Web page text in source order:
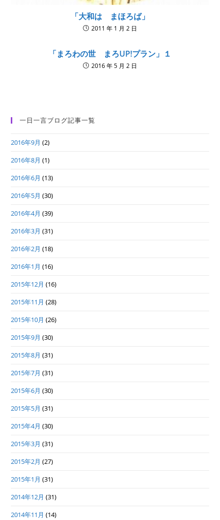
「大和は まほろば」
2011 年 1 月 2 日
「まろわの世 まろUP!プラン」１
2016 年 5 月 2 日
一日一言ブログ記事一覧
2016年9月 (2)
2016年8月 (1)
2016年6月 (13)
2016年5月 (30)
2016年4月 (39)
2016年3月 (31)
2016年2月 (18)
2016年1月 (16)
2015年12月 (16)
2015年11月 (28)
2015年10月 (26)
2015年9月 (30)
2015年8月 (31)
2015年7月 (31)
2015年6月 (30)
2015年5月 (31)
2015年4月 (30)
2015年3月 (31)
2015年2月 (27)
2015年1月 (31)
2014年12月 (31)
2014年11月 (14)